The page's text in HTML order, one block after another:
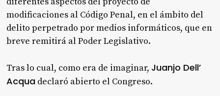
modificaciones al Código Penal, en el ámbito del
delito perpetrado por medios informáticos, que en
breve remitirá al Poder Legislativo.
Tras lo cual, como era de imaginar, Juanjo Dell’
Acqua declaró abierto el Congreso.